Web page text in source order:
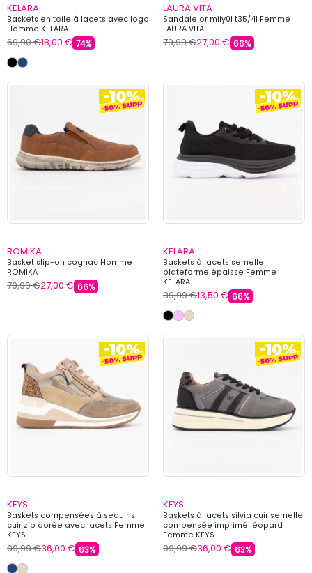
KELARA
Baskets en toile à lacets avec logo
Homme KELARA
69,90 €18,00 € 74%
LAURA VITA
Sandale or mily01 t35/41 Femme
LAURA VITA
79,99 €27,00 € 66%
ROMIKA
Basket slip-on cognac Homme
ROMIKA
79,99 €27,00 € 66%
KELARA
Baskets à lacets semelle
plateforme épaisse Femme
KELARA
39,99 €13,50 € 66%
KEYS
Baskets compensées à sequins
cuir zip dorée avec lacets Femme
KEYS
99,99 €36,00 € 63%
KEYS
Baskets à lacets silvia cuir semelle
compensée imprimé léopard
Femme KEYS
99,99 €36,00 € 63%